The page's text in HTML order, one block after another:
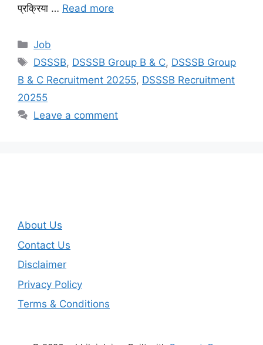
प्रक्रिया … Read more
Categories
Job
Tags
DSSSB, DSSSB Group B & C, DSSSB Group
B & C Recruitment 20255, DSSSB Recruitment
20255
Leave a comment
About Us
Contact Us
Disclaimer
Privacy Policy
Terms & Conditions